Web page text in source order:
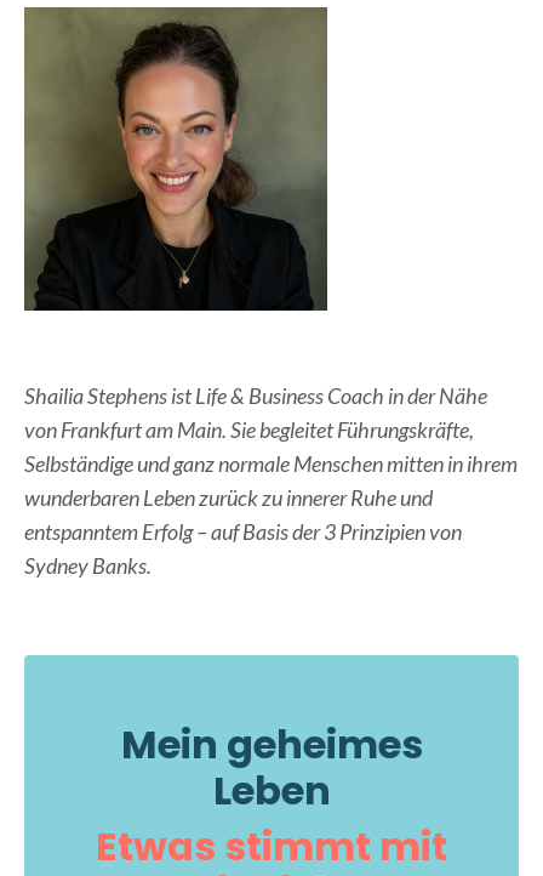
Shailia Stephens ist Life & Business Coach in der Nähe
von Frankfurt am Main. Sie begleitet Führungskräfte,
Selbständige und ganz normale Menschen mitten in ihrem
wunderbaren Leben zurück zu innerer Ruhe und
entspanntem Erfolg – auf Basis der 3 Prinzipien von
Sydney Banks.
Mein geheimes
Leben
Etwas stimmt mit